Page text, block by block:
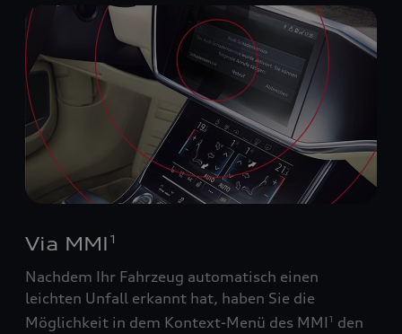
Via MMI 1
Nachdem Ihr Fahrzeug automatisch einen
leichten Unfall erkannt hat, haben Sie die
Möglichkeit in dem Kontext-Menü des MMI 1
den